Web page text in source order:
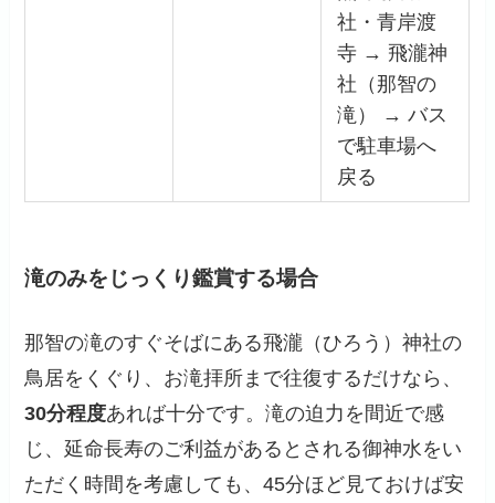
社・青岸渡
寺 → 飛瀧神
社（那智の
滝） → バス
で駐車場へ
戻る
滝のみをじっくり鑑賞する場合
那智の滝のすぐそばにある飛瀧（ひろう）神社の
鳥居をくぐり、お滝拝所まで往復するだけなら、
30分程度あれば十分です。滝の迫力を間近で感
じ、延命長寿のご利益があるとされる御神水をい
ただく時間を考慮しても、45分ほど見ておけば安